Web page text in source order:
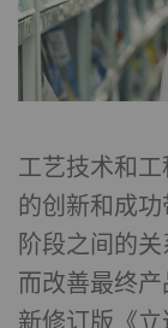
工艺技术和
的创新和成
阶段之间的
而改善最终
新修订版《